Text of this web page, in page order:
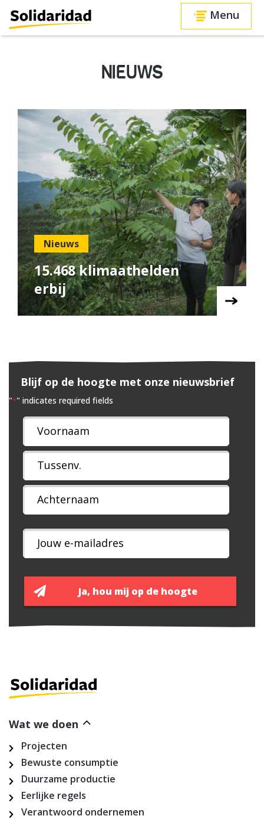
Menu
NIEUWS
Nieuws
15.468 klimaathelden
erbij
Blijf op de hoogte met onze nieuwsbrief
"*" indicates required fields
Naam
*
Wat we doen
Projecten
Bewuste consumptie
Duurzame productie
Eerlijke regels
Verantwoord ondernemen